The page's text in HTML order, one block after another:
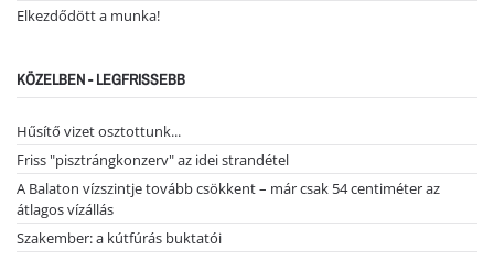
Elkezdődött a munka!
KÖZELBEN - LEGFRISSEBB
Hűsítő vizet osztottunk...
Friss "pisztrángkonzerv" az idei strandétel
A Balaton vízszintje tovább csökkent – már csak 54 centiméter az
átlagos vízállás
Szakember: a kútfúrás buktatói